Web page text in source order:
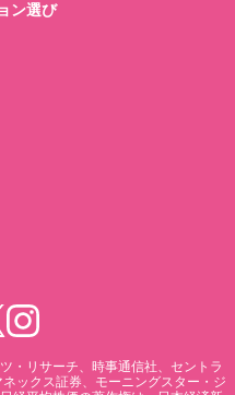
ン選び
・リサーチ、時事通信社、セントラ
ックス証券、モーニングスター・ジ